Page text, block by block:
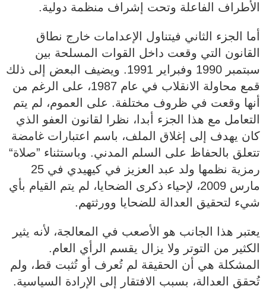
الأطراف الفاعلة وتحت إشراف منظمة دولية.
‏‎أما الجزء الثاني فيتناول الإعدامات خارج نطاق
القانون التي وقعت داخل القوات المسلحة بين
سبتمبر 1990 وفبراير 1991. ويضيف البعض إلى ذلك
قمع محاولة الانقلاب في عام 1987، على الرغم من
أنها وقعت في ظروف مختلفة. على العموم، لم يتم
التعامل مع هذا الجزء أبدا، نظرا لقانون العفو الذي
كان يهدف إلى إغلاق الملف، باسم اعتبارات غامضة
تتعلق بالحفاظ على السلم المدني. وباستثناء ”صلاة“
رمزية نظمها ولد عبد العزيز في كيهيدي في 25
مارس 2009، لإحياء ذكرى الضحايا، لم يتم القيام بأي
شيء لتحقيق العدالة للضحايا وورثتهم.
‏‎يعتبر هذا الجانب هو الأصعب في المعالجة، لأنه يثير
الكثير من التوتر ولا يزال يقسم الرأي العام.
المشكلة هي أن الحقيقة لم تُعرف أو تُثبت قط، ولم
تُحقق العدالة، بسبب الافتقار إلى الإرادة السياسية.